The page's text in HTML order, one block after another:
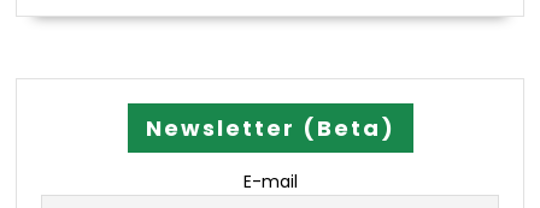
Newsletter (Beta)
E-mail